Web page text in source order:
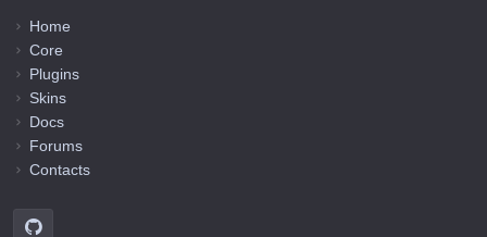
Home
Core
Plugins
Skins
Docs
Forums
Contacts